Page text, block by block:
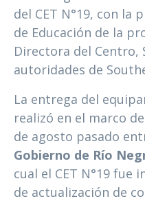
del CET N°19, con la
de Educación de la
Directora del Centro,
autoridades de
La entrega del
realizó en el marco
de agosto pasado
Gobierno de Río
cual el CET N°19 fue
de actualización de